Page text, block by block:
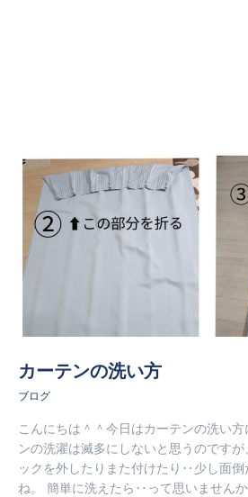
カーテンの洗い方
ブログ
こんにちは＾＾今日はカーテンの洗い
ンの洗濯は滅多にしないと思うのです
ックを外したりまた付けたり‥少し面倒
ね。 簡単に洗えたら‥って思いません